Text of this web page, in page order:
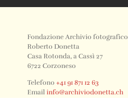
Fondazione Archivio fotografico
Roberto Donetta
Casa Rotonda, a Cassì 27
6722 Corzoneso
Telefono +41 91 871 12 63
Email info@archiviodonetta.ch